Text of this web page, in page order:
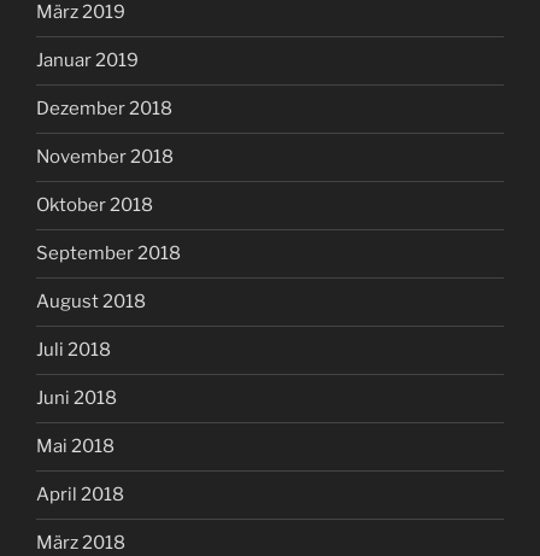
März 2019
Januar 2019
Dezember 2018
November 2018
Oktober 2018
September 2018
August 2018
Juli 2018
Juni 2018
Mai 2018
April 2018
März 2018